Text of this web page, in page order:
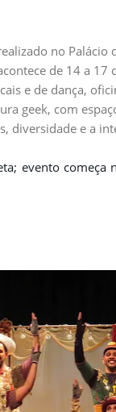
no Palácio
de 14 a 17
e de dança,
geek, com
diversidade e a
evento começa